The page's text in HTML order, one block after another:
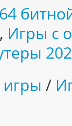
, Игры с
/